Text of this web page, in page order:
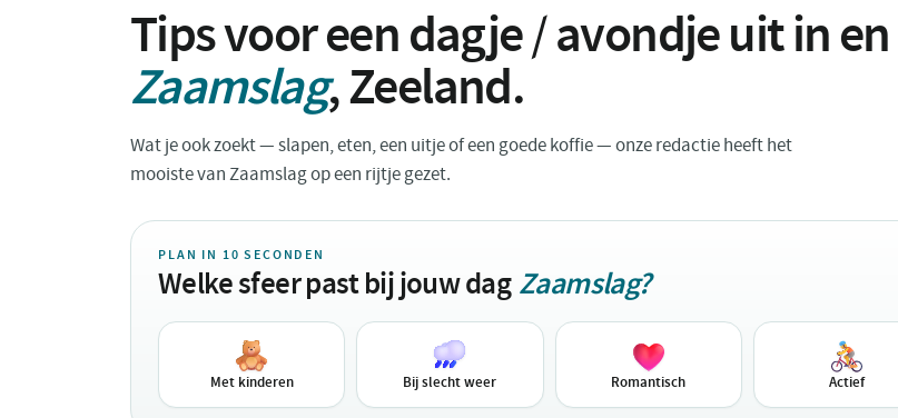
Tips voor een dagje / avondje uit in
Zaamslag,Zeeland.
Wat je ook zoekt — slapen, eten, een uitje of een goede koffie — onze redactie heeft het
mooiste van Zaamslag op een rijtje gezet.
PLAN IN 10 SECONDEN
Welke sfeer past bij jouw dagZaamslag?
Met kinderen Bij slecht weer Romantisch Actief